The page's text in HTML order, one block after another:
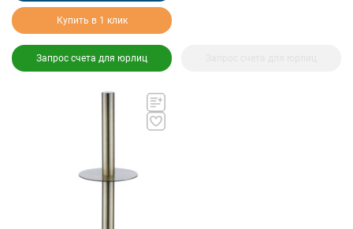
Купить в 1 клик
Запрос счета для юрлиц